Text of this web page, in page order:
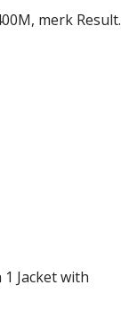
merk Result.
Jacket with